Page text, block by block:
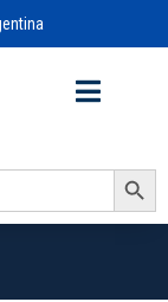
Search Button